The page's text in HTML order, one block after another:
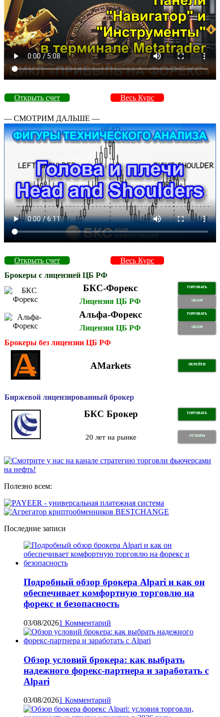
Открыть счет Весь Курс
— СМОТРИМ ДАЛЬШЕ —
Открыть счет
Весь Курс
Брокеры с лицензией ЦБ РФ
БКС-Форекс ТОРГОВАТЬ
Лицензия ЦБ РФ ОБЗОР
Альфа-Форекс ТОРГОВАТЬ
Лицензия ЦБ РФ ОБЗОР
Брокеры без лицензии ЦБ РФ
AMarkets ПЕРЕЙТИ
Биржевой лицензированный брокер
БКС Брокер ТОРГОВАТЬ
20 лет на рынке ОТЗЫВЫ
Полезно всем:
Последние записи
Подробный обзор брокера Alpari и как он
обеспечивает комфортную торговлю на
форекс и безопасность
03/08/20261 Комментарий
Обзор условий брокера: как выбрать
надежного форекс-партнера и заработать с
Alpari
03/08/20261 Комментарий